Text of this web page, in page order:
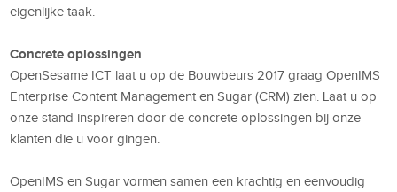
eigenlijke taak.
Concrete oplossingen
OpenSesame ICT laat u op de Bouwbeurs 2017 graag OpenIMS
Enterprise Content Management en Sugar (CRM) zien. Laat u op
onze stand inspireren door de concrete oplossingen bij onze
klanten die u voor gingen.
OpenIMS en Sugar vormen samen een krachtig en eenvoudig